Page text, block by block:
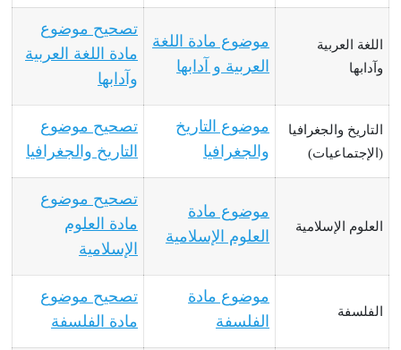
اللغة العربية
وآدابها
موضوع مادة اللغة
العربية و آدابها
تصحيح موضوع
مادة اللغة العربية
وآدابها
التاريخ والجغرافيا
(الإجتماعيات)
موضوع التاريخ
والجغرافيا
تصحيح موضوع
التاريخ والجغرافيا
العلوم الإسلامية
موضوع مادة
العلوم الإسلامية
تصحيح موضوع
مادة العلوم
الإسلامية
الفلسفة
موضوع مادة
الفلسفة
تصحيح موضوع
مادة الفلسفة